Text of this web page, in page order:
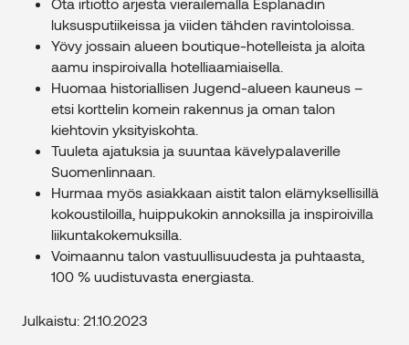
luksusputiikeissa ja viiden tähden ravintoloissa.
Yövy jossain alueen boutique-hotelleista ja aloita
aamu inspiroivalla hotelliaamiaisella.
Huomaa historiallisen Jugend-alueen kauneus –
etsi korttelin komein rakennus ja oman talon
kiehtovin yksityiskohta.
Tuuleta ajatuksia ja suuntaa kävelypalaverille
Suomenlinnaan.
Hurmaa myös asiakkaan aistit talon elämyksellisillä
kokoustiloilla, huippukokin annoksilla ja inspiroivilla
liikuntakokemuksilla.
Voimaannu talon vastuullisuudesta ja puhtaasta,
100 % uudistuvasta energiasta.
Julkaistu: 21.10.2023